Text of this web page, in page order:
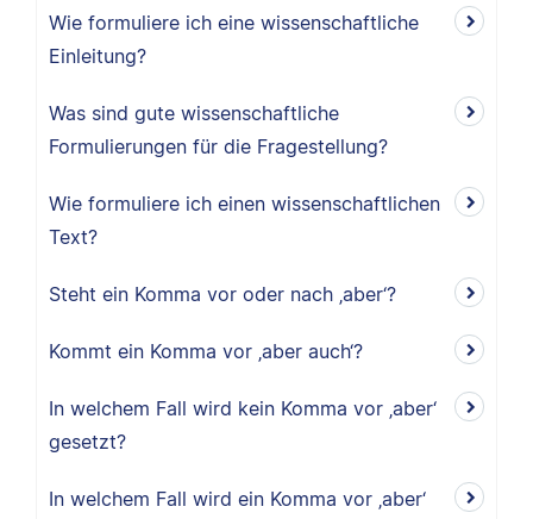
Wie formuliere ich eine wissenschaftliche
Einleitung?
Was sind gute wissenschaftliche
Formulierungen für die Fragestellung?
Wie formuliere ich einen wissenschaftlichen
Text?
Steht ein Komma vor oder nach ‚aber‘?
Kommt ein Komma vor ‚aber auch‘?
In welchem Fall wird kein Komma vor ‚aber‘
gesetzt?
In welchem Fall wird ein Komma vor ‚aber‘